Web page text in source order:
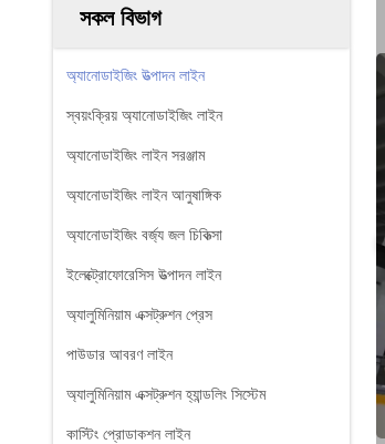
সকল বিভাগ
অ্যানোডাইজিং উত্পাদন লাইন
স্বয়ংক্রিয় অ্যানোডাইজিং লাইন
অ্যানোডাইজিং লাইন সরঞ্জাম
অ্যানোডাইজিং লাইন আনুষাঙ্গিক
অ্যানোডাইজিং বর্জ্য জল চিকিত্সা
ইলেক্ট্রোফোরেসিস উত্পাদন লাইন
অ্যালুমিনিয়াম এক্সট্রুশন প্রেস
পাউডার আবরণ লাইন
অ্যালুমিনিয়াম এক্সট্রুশন হ্যান্ডলিং সিস্টেম
কাস্টিং প্রোডাকশন লাইন